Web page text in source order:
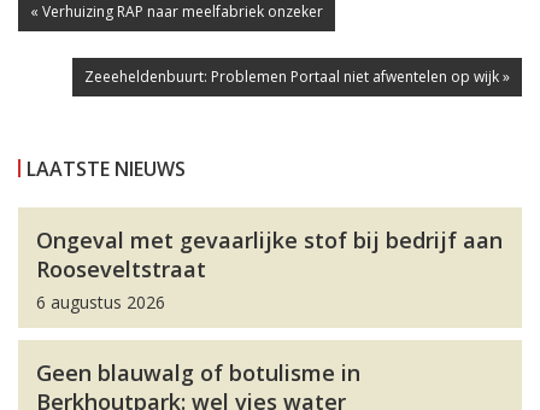
« Verhuizing RAP naar meelfabriek onzeker
Zeeeheldenbuurt: Problemen Portaal niet afwentelen op wijk »
LAATSTE NIEUWS
Ongeval met gevaarlijke stof bij bedrijf aan
Rooseveltstraat
6 augustus 2026
Geen blauwalg of botulisme in
Berkhoutpark: wel vies water